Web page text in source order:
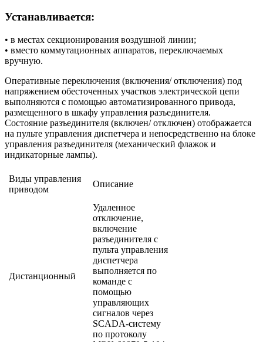
Устанавливается:
• в местах секционирования воздушной линии;
• вместо коммутационных аппаратов, переключаемых
вручную.
Оперативные переключения (включения/ отключения) под
напряжением обесточенных участков электрической цепи
выполняются с помощью автоматизированного привода,
размещенного в шкафу управления разъединителя.
Состояние разъединителя (включен/ отключен) отображается
на пульте управления диспетчера и непосредственно на блоке
управления разъединителя (механический флажок и
индикаторные лампы).
Виды управления
приводом
Описание
Дистанционный
Удаленное
отключение,
включение
разъединителя с
пульта управления
диспетчера
выполняется по
команде с
помощью
управляющих
сигналов через
SCADA-систему
по протоколу